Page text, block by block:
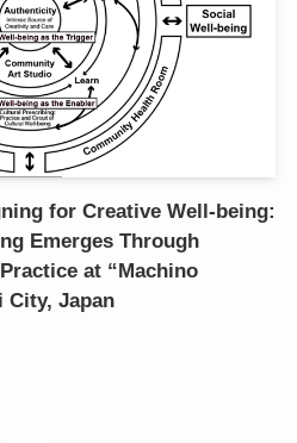
for Creative Well-being:
Emerges Through
at “Machino
City, Japan